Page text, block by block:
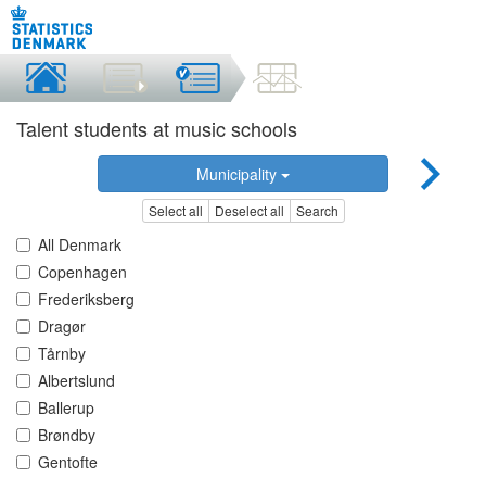
Talent students at music schools
Municipality
Select all Deselect all Search
All Denmark
Copenhagen
Frederiksberg
Dragør
Tårnby
Albertslund
Ballerup
Brøndby
Gentofte